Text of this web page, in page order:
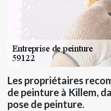
Les propriétaires
de peinture à Killem,
pose de peinture.